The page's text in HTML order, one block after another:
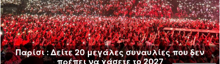
Παρίσι : Δείτε 20 μεγάλες συναυλίες που δεν
πρέπει να χάσετε το 2027